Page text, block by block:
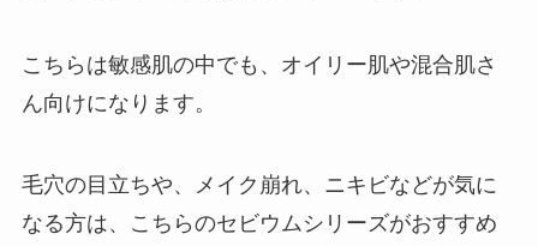
こちらは敏感肌の中でも、オイリー肌や混合肌さ
ん向けになります。
毛穴の目立ちや、メイク崩れ、ニキビなどが気に
なる方は、こちらのセビウムシリーズがおすすめ